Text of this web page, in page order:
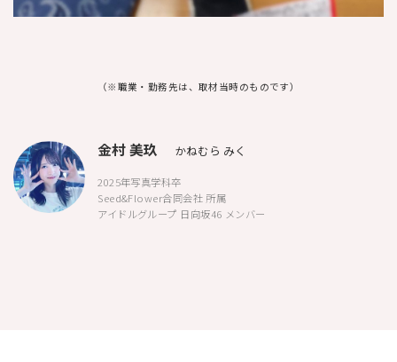
（※職業・勤務先は、取材当時のものです）
金村 美玖 かねむら みく
2025年写真学科卒
Seed&Flower合同会社 所属
アイドルグループ 日向坂46 メンバー